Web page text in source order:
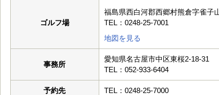
ゴルフ場
福島県西白河郡西郷村熊倉字雀子
TEL：0248-25-7001
地図を見る
事務所
愛知県名古屋市中区東桜2-18-31
TEL：052-933-6404
予約先 TEL：0248-25-7000